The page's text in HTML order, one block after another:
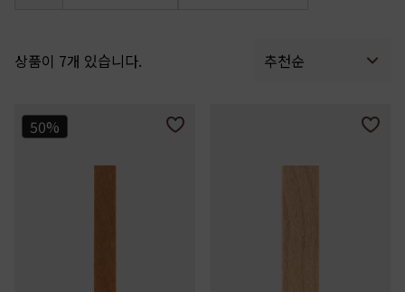
상품이 7개 있습니다. 추천순
50%